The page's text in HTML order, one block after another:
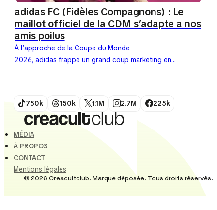
adidas FC (Fidèles Compagnons) : Le
maillot officiel de la CDM s’adapte a nos
amis poilus
À l’approche de la Coupe du Monde
2026, adidas frappe un grand coup marketing en
750k 150k 1.1M 2.7M 225k
MÉDIA
À PROPOS
CONTACT
Mentions légales
© 2026 Creacultclub. Marque déposée. Tous droits réservés.